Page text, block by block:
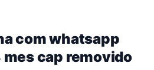
com whatsapp
cap removido